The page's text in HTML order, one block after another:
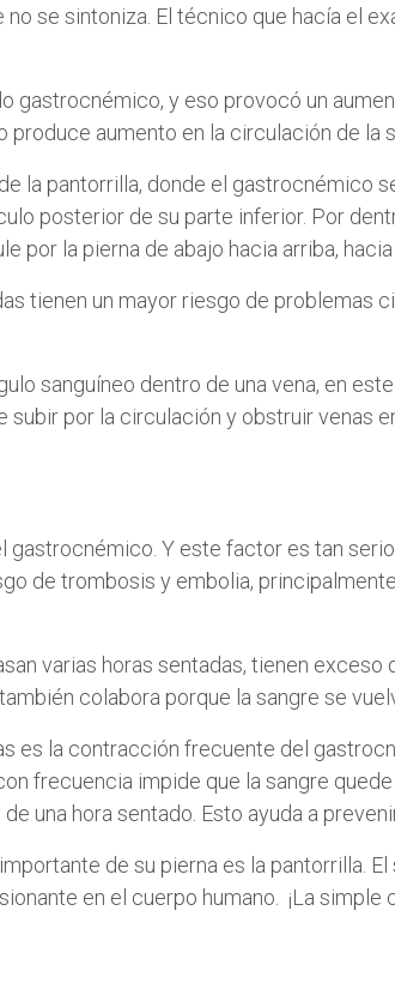
se sintoniza. El técnico que hacía el
gastrocnémico, y eso provocó un
aumento en la circulación de la
la pantorrilla, donde el gastrocnémico
posterior de su parte inferior. Por
por la pierna de abajo hacia arriba,
tienen un mayor riesgo de problemas
sanguíneo dentro de una vena, en
por la circulación y obstruir venas
Y este factor es tan
de trombosis y embolia,
varias horas sentadas, tienen
colabora porque la sangre se
es la contracción frecuente del
frecuencia impide que la sangre
una hora sentado. Esto ayuda a
de su pierna es la pantorrilla.
en el cuerpo humano. ¡La